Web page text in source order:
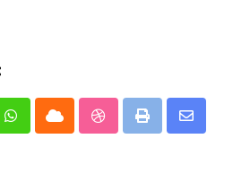
WhatsappCloud StumbleUpon
Print
Share